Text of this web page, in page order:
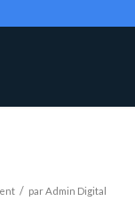
/ parAdmin Digital